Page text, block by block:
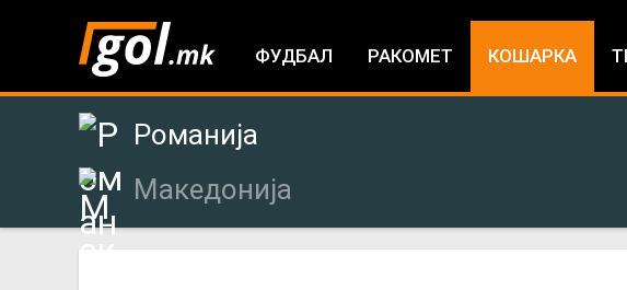
ФУДБАЛ РАКОМЕТ КОШАРКА
Романија
Македонија